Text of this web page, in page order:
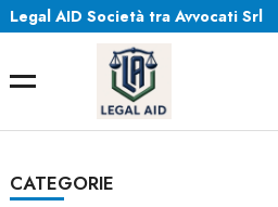
Legal AID Società tra Avvocati Srl
CATEGORIE